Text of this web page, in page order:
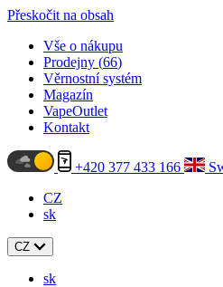
Přeskočit na obsah
Vše o nákupu
Prodejny (66)
Věrnostní systém
Magazín
VapeOutlet
Kontakt
+420 377 433 166
CZ
sk
CZ
sk